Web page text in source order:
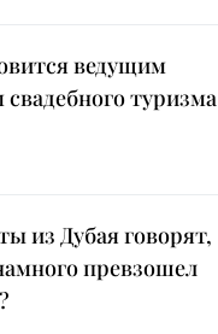
ведущим
туризма
из Дубая говорят,
превзошел